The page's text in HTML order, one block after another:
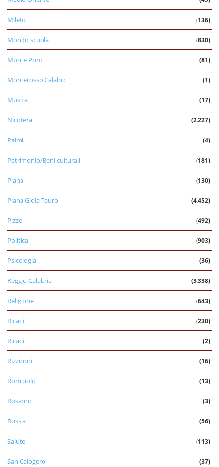
Mileto (136)
Mondo scuola (830)
Monte Poro (81)
Monterosso Calabro (1)
Musica (17)
Nicotera (2.227)
Palmi (4)
Patrimonio/Beni culturali (181)
Piana (130)
Piana Gioia Tauro (4.452)
Pizzo (492)
Politica (903)
Psicologia (36)
Reggio Calabria (3.338)
Religione (643)
Ricadi (230)
Ricadi (2)
Rizziconi (16)
Rombiolo (13)
Rosarno (3)
Russia (56)
Salute (113)
San Calogero (37)